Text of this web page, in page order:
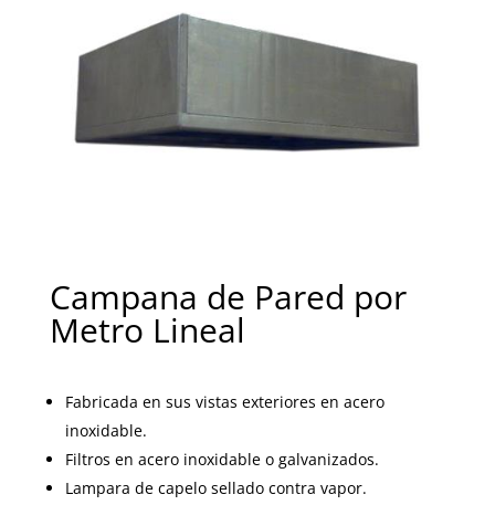
Campana de Pared por
Metro Lineal
Fabricada en sus vistas exteriores en acero
inoxidable.
Filtros en acero inoxidable o galvanizados.
Lampara de capelo sellado contra vapor.